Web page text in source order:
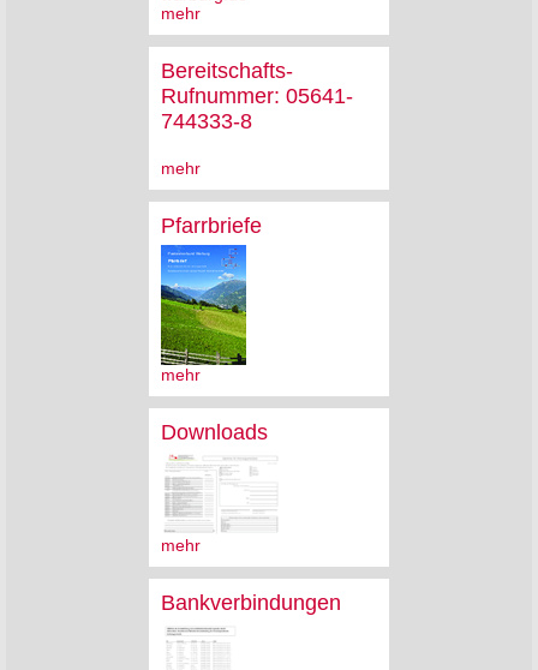
mehr
Bereitschafts-
Rufnummer: 05641-
744333-8
mehr
Pfarrbriefe
mehr
Downloads
mehr
Bankverbindungen